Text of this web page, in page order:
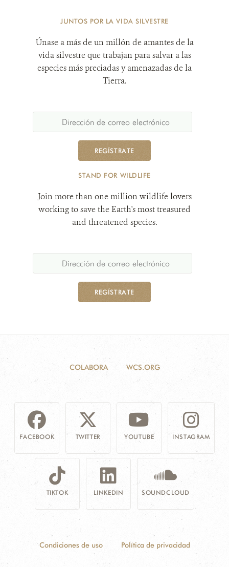
JUNTOS POR LA VIDA SILVESTRE
Únase a más de un millón de amantes de la
vida silvestre que trabajan para salvar a las
especies más preciadas y amenazadas de la
Tierra.
REGÍSTRATE
STAND FOR WILDLIFE
Join more than one million wildlife lovers
working to save the Earth's most treasured
and threatened species.
REGÍSTRATE
COLABORA WCS.ORG
FACEBOOK TWITTER YOUTUBE INSTAGRAM
TIKTOK LINKEDIN SOUNDCLOUD
Condiciones de uso Política de privacidad